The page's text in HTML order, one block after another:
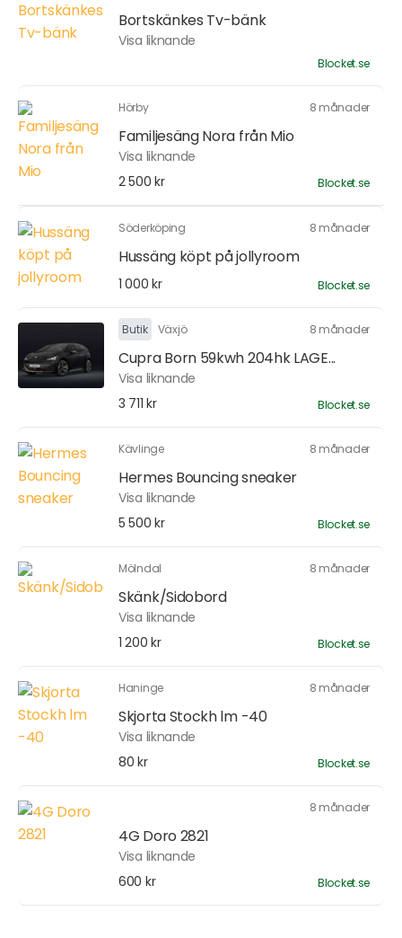
Bortskänkes Tv-bänk
Visa liknande
Blocket.se
Hörby 8 månader
Familjesäng Nora från Mio
Visa liknande
2 500 kr
Blocket.se
Söderköping 8 månader
Hussäng köpt på jollyroom
1 000 kr Blocket.se
Butik Växjö 8 månader
Cupra Born 59kwh 204hk LAGE...
Visa liknande
3 711 kr
Blocket.se
Kävlinge 8 månader
Hermes Bouncing sneaker
Visa liknande
5 500 kr
Blocket.se
Mölndal 8 månader
Skänk/Sidobord
Visa liknande
1 200 kr
Blocket.se
Haninge 8 månader
Skjorta Stockh lm -40
Visa liknande
80 kr
Blocket.se
8 månader
4G Doro 2821
Visa liknande
600 kr
Blocket.se